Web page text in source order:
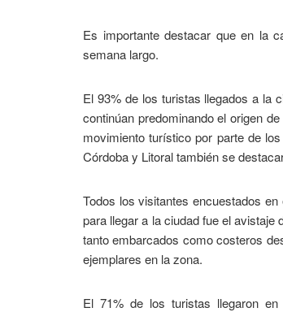
Es importante destacar que en la
semana largo.
El 93% de los turistas llegados a la
continúan predominando el origen
movimiento turístico por parte de
Córdoba y Litoral también se
Todos los visitantes encuestados
para llegar a la ciudad fue el
tanto embarcados como costeros
ejemplares en la zona.
El 71% de los turistas llegaron